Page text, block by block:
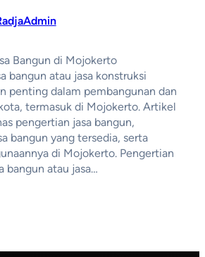
Bangun di Mojokerto
bangun atau jasa konstruksi
penting dalam pembangunan dan
termasuk di Mojokerto. Artikel
pengertian jasa bangun,
bangun yang tersedia, serta
di Mojokerto. Pengertian
bangun atau jasa…